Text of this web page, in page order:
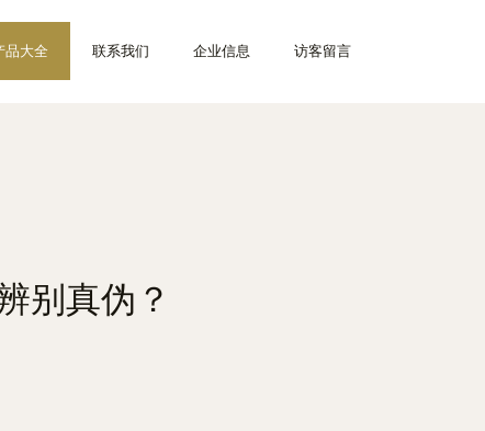
品大全 联系我们 企业信息 访客留言
别真伪？